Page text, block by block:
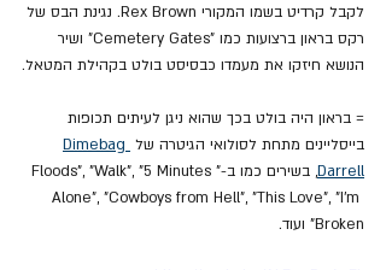
לקבל קרדיט בשמו המקורי Rex Brown. נגינת הבס של
רקס בראון ברצועות כמו "Cemetery Gates" ושיר
הנושא חיזקו את מעמדו כבסיסט בולט בקהילת המטאל.
= בראון היה בולט בכך שהוא ניגן לעיתים תכופות
בייסליינים מתחת לסולואי הגיטרה של Dimebag
Darrell
, בשירים כמו ב-"Floods", "Walk", "5 Minutes
Alone", "Cowboys from Hell", "This Love", "I'm
Broken" ועוד.